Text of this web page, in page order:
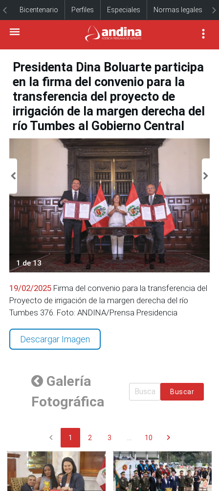
Bicentenario Perfiles Especiales Normas legales
Presidenta Dina Boluarte participa
en la firma del convenio para la
transferencia del proyecto de
irrigación de la margen derecha del
río Tumbes al Gobierno Central
1 de 13
19/02/2025 Firma del convenio para la transferencia del
Proyecto de irrigación de la margen derecha del río
Tumbes 376. Foto: ANDINA/Prensa Presidencia
Descargar Imagen
Galería
Fotográfica
Buscar
chevron_left 1 2 3 10 chevron_right